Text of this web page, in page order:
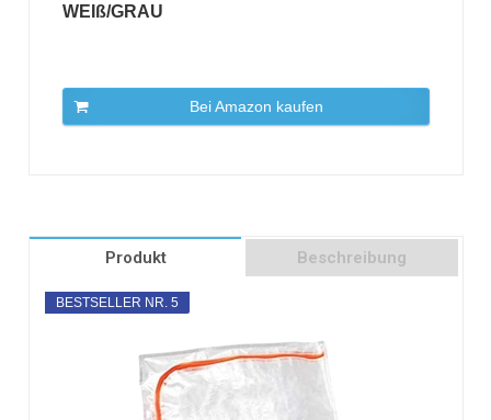
WEIß/GRAU
Bei Amazon kaufen
Produkt Beschreibung
BESTSELLER NR. 5